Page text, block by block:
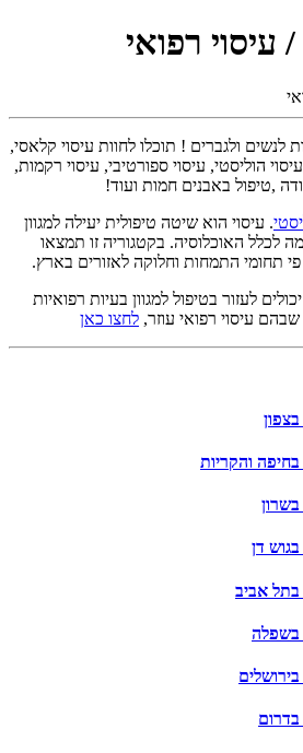
עיסוי רפואי
ולגברים ! תוכלו לחוות עיסוי קלאסי,
הוליסטי, עיסוי ספורטיבי, עיסוי רקמות,
,טיפול באבנים חמות ועוד!
. עיסוי הוא שיטה טיפולית יעילה למגוון
לכלל האוכלוסיה. בקטגוריה זו תמצאו
תחומי התמחות וחלוקה לאזורים בארץ.
לעזור בטיפול למגוון בעיות רפואיות
עיסוי רפואי עוזר, לחצו כאן
בחיפה והקריות
בשרון
בגוש דן
בתל אביב
בשפלה
בירושלים
בדרום